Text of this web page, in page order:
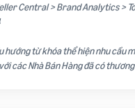
Central > Brand Analytics >
hướng từ khóa thể hiện nhu cầu
các Nhà Bán Hàng đã có